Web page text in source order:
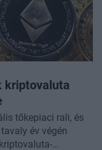
kriptovaluta
tőkepiaci rali, és
év végén